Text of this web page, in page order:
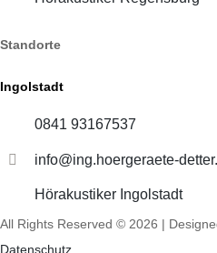
Standorte
Ingolstadt
0841 93167537
info@ing.hoergeraete-
Hörakustiker Ingolstadt
All Rights Reserved © 2026 |
Datenschutz